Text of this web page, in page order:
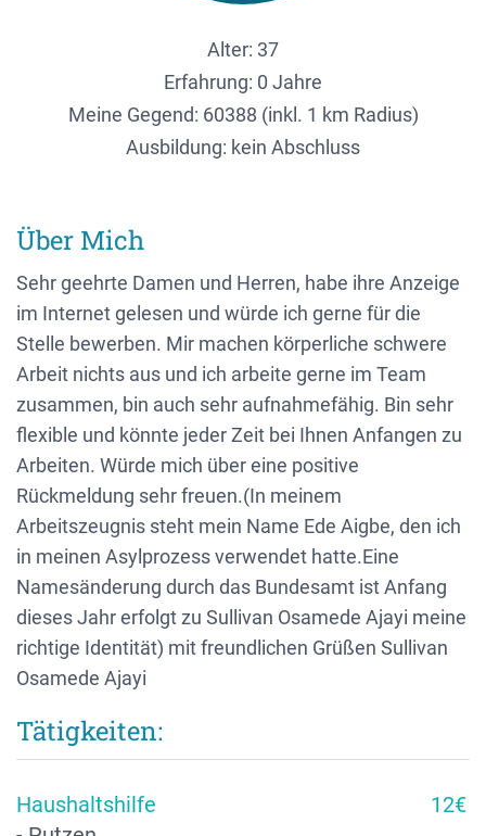
Alter: 37
Erfahrung: 0 Jahre
Meine Gegend: 60388 (inkl. 1 km Radius)
Ausbildung: kein Abschluss
Über Mich
Sehr geehrte Damen und Herren, habe ihre Anzeige
im Internet gelesen und würde ich gerne für die
Stelle bewerben. Mir machen körperliche schwere
Arbeit nichts aus und ich arbeite gerne im Team
zusammen, bin auch sehr aufnahmefähig. Bin sehr
flexible und könnte jeder Zeit bei Ihnen Anfangen zu
Arbeiten. Würde mich über eine positive
Rückmeldung sehr freuen.(In meinem
Arbeitszeugnis steht mein Name Ede Aigbe, den ich
in meinen Asylprozess verwendet hatte.Eine
Namesänderung durch das Bundesamt ist Anfang
dieses Jahr erfolgt zu Sullivan Osamede Ajayi meine
richtige Identität) mit freundlichen Grüßen Sullivan
Osamede Ajayi
Tätigkeiten:
Haushaltshilfe
12€